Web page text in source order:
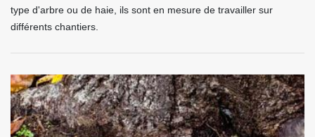
type d'arbre ou de haie, ils sont en mesure de travailler sur
différents chantiers.